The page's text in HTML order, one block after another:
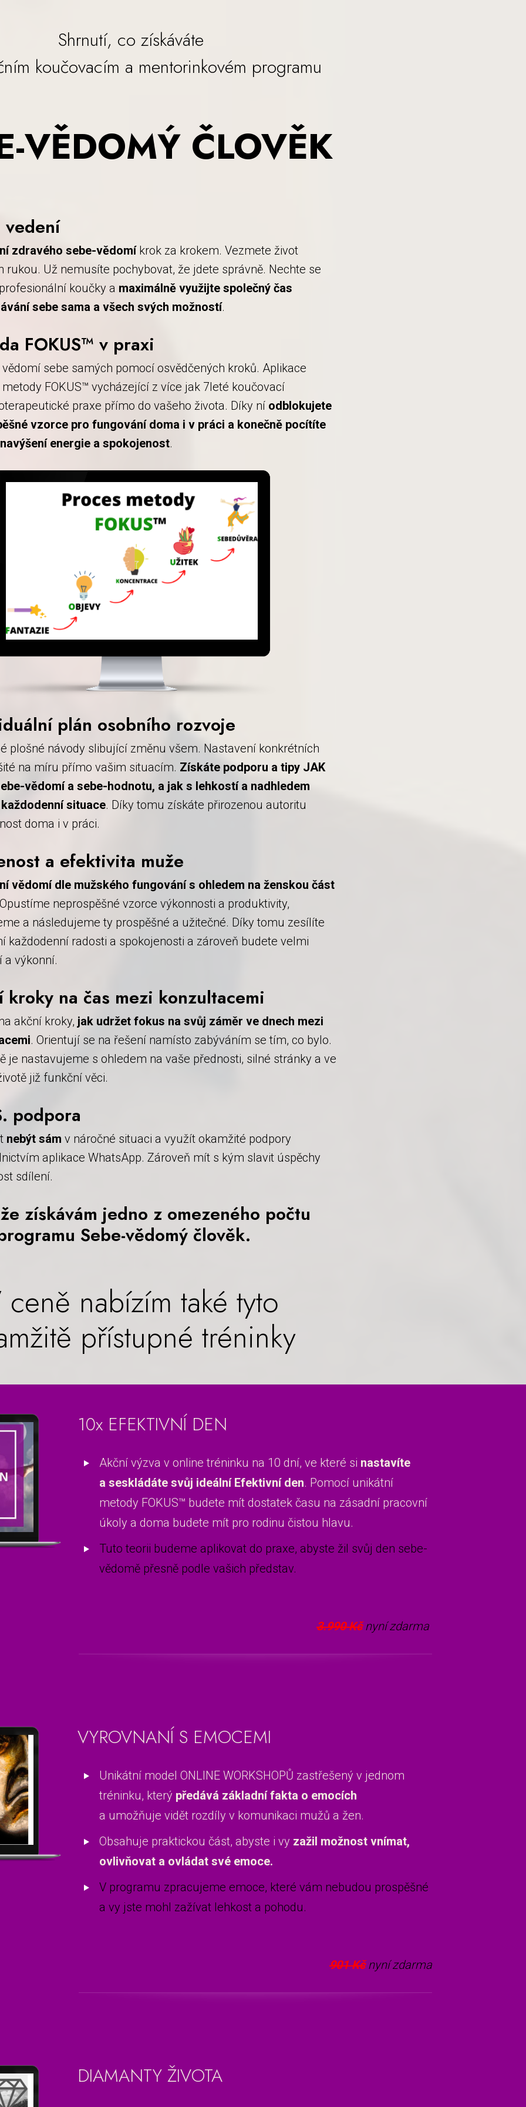
Shrnutí, co získáváte
koučovacím a mentorinkovém programu
VĚDOMÝ ČLOVĚK
vedení
zdravého sebe-vědomí krok za krokem. Vezmete život
rukou. Už nemusíte pochybovat, že jdete správně. Nechte se
koučky a maximálně využijte společný čas
sebe sama a všech svých možností.
FOKUS™ v praxi
sebe samých pomocí osvědčených kroků. Aplikace
FOKUS™ vycházející z více jak 7leté koučovací
praxe přímo do vašeho života. Díky ní odblokujete
vzorce pro fungování doma i v práci a konečně pocítíte
energie a spokojenost.
plán osobního rozvoje
plošné návody slibující změnu všem. Nastavení konkrétních
na míru přímo vašim situacím. Získáte podporu a tipy JAK
vědomí a sebe-hodnotu, a jak s lehkostí a nadhledem
situace. Díky tomu získáte přirozenou autoritu
doma i v práci.
a efektivita muže
vědomí dle mužského fungování s ohledem na ženskou část
neprospěšné vzorce výkonnosti a produktivity,
a následujeme ty prospěšné a užitečné. Díky tomu zesílíte
každodenní radosti a spokojenosti a zároveň budete velmi
a výkonní.
kroky na čas mezi konzultacemi
akční kroky, jak udržet fokus na svůj záměr ve dnech mezi
. Orientují se na řešení namísto zabýváním se tím, co bylo.
je nastavujeme s ohledem na vaše přednosti, silné stránky a ve
již funkční věci.
podpora
nebýt sám v náročné situaci a využít okamžité podpory
aplikace WhatsApp. Zároveň mít s kým slavit úspěchy
sdílení.
získávám jedno z omezeného počtu
Sebe-vědomý člověk.
nabízím také tyto
přístupné tréninky
10x EFEKTIVNÍ DEN
Akční výzva v online tréninku na 10 dní, ve které si nastavíte
a seskládáte svůj ideální Efektivní den. Pomocí unikátní
metody FOKUS™ budete mít dostatek času na zásadní pracovní
úkoly a doma budete mít pro rodinu čistou hlavu.
Tuto teorii budeme aplikovat do praxe, abyste žil svůj den sebe-
vědomě přesně podle vašich představ.
3.990 Kčnyní zdarma
VYROVNANÍ S EMOCEMI
Unikátní model ONLINE WORKSHOPŮ zastřešený v jednom
tréninku, který předává základní fakta o emocích
a umožňuje vidět rozdíly v komunikaci mužů a žen.
Obsahuje praktickou část, abyste i vy zažil možnost vnímat,
ovlivňovat a ovládat své emoce.
V programu zpracujeme emoce, které vám nebudou prospěšné
a vy jste mohl zažívat lehkost a pohodu.
901 Kčnyní zdarma
DIAMANTY ŽIVOTA